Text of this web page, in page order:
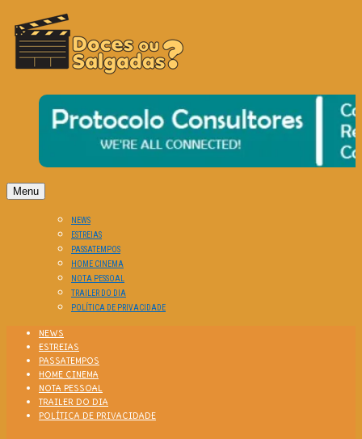
DOCES OU SALGADAS?
O Cinema? Uma Paixão!!
Menu
NEWS
ESTREIAS
PASSATEMPOS
HOME CINEMA
NOTA PESSOAL
TRAILER DO DIA
POLÍTICA DE PRIVACIDADE
NEWS
ESTREIAS
PASSATEMPOS
HOME CINEMA
NOTA PESSOAL
TRAILER DO DIA
POLÍTICA DE PRIVACIDADE